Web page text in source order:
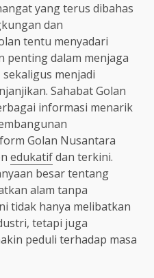
yang terus dibahas
dan
tentu menyadari
penting dalam menjaga
menjadi
Sahabat Golan
informasi menarik
Golan Nusantara
edukatifdan terkini.
besar tentang
alam tanpa
tidak hanya melibatkan
tetapi juga
peduli terhadap masa